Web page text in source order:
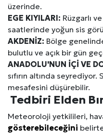
üzerinde.
EGE KIYILARI: Rüzgarlı
saatlerinde yoğun sis
AKDENİZ: Bölge
bulutlu ve açık bir gün
ANADOLU'NUN İÇİ VE
sıfırın altında
mesafesini düşürebilir.
Tedbiri Elden
Meteoroloji yetkilileri,
gösterebileceğini